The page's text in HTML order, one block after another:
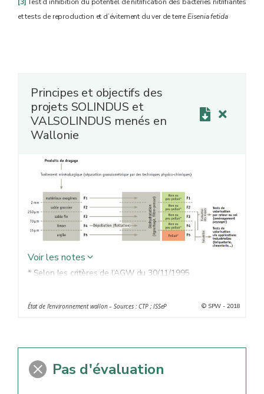
et tests de reproduction et d’évitement du ver de terreEisenia fetida
Principes et objectifs des
projets SOLINDUS et
VALSOLINDUS menés en
Wallonie
Voir les notes
* Selon les critères de l’AGW du 30/11/1995
État de l'environnement wallon – Sources : CTP ; ISSeP © SPW - 2018
Pas d'évaluation